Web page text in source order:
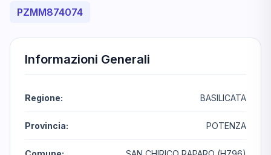
PZMM874074
Informazioni Generali
Regione: BASILICATA
Provincia: POTENZA